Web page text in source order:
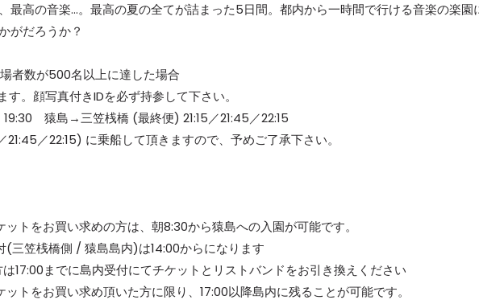
最高の音楽…。最高の夏の全てが詰まった5日間。都内から一時間で行ける音楽の楽園
がだろうか？
者数が500名以上に達した場合
。顔写真付きIDを必ず持参して下さい。
猿島→三笠桟橋 (最終便) 21:15／21:45／22:15
／22:15) に乗船して頂きますので、予めご了承下さい。
トをお買い求めの方は、朝8:30から猿島への入園が可能です。
笠桟橋側 / 猿島島内)は14:00からになります
17:00までに島内受付にてチケットとリストバンドをお引き換えください
トをお買い求め頂いた方に限り、17:00以降島内に残ることが可能です。